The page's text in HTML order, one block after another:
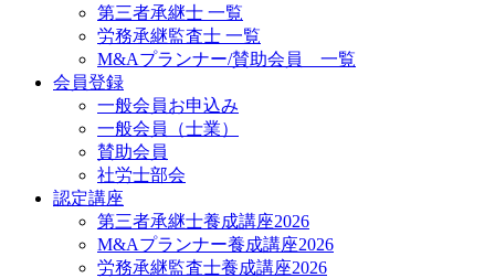
第三者承継士 一覧
労務承継監査士 一覧
M&Aプランナー/賛助会員 一覧
会員登録
一般会員お申込み
一般会員（士業）
賛助会員
社労士部会
認定講座
第三者承継士養成講座2026
M&Aプランナー養成講座2026
労務承継監査士養成講座2026